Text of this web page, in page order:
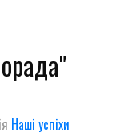
Наші успіхи